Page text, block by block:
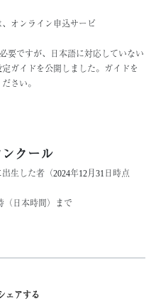
オンライン申込サービ
要ですが、日本語に対応していない
ガイドを公開しました。ガイドを
さい。
クール
生した者（2024年12月31日時点
（日本時間）まで
ェアする